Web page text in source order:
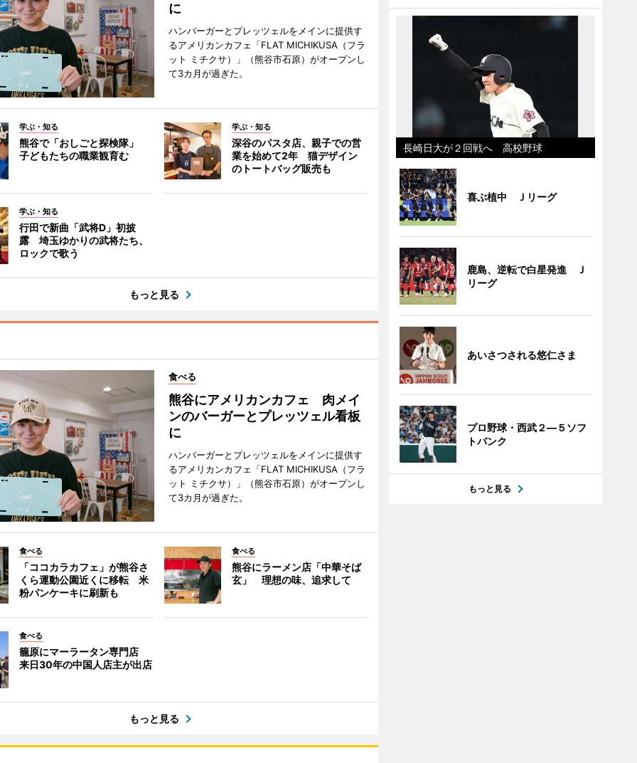
に
ハンバーガーとプレッツェルをメインに提供す
るアメリカンカフェ「FLAT MICHIKUSA（フラ
ット ミチクサ）」（熊谷市石原）がオープンし
て3カ月が過ぎた。
学ぶ・知る
熊谷で「おしごと探検隊」
子どもたちの職業観育む
学ぶ・知る
深谷のパスタ店、親子での営
業を始めて2年 猫デザイン
のトートバッグ販売も
学ぶ・知る
行田で新曲「武将D」初披
露 埼玉ゆかりの武将たち、
ロックで歌う
もっと見る
食べる
熊谷にアメリカンカフェ 肉メイ
ンのバーガーとプレッツェル看板
に
ハンバーガーとプレッツェルをメインに提供す
るアメリカンカフェ「FLAT MICHIKUSA（フラ
ット ミチクサ）」（熊谷市石原）がオープンし
て3カ月が過ぎた。
食べる
「ココカラカフェ」が熊谷さ
くら運動公園近くに移転 米
粉パンケーキに刷新も
食べる
熊谷にラーメン店「中華そば
玄」 理想の味、追求して
食べる
籠原にマーラータン専門店
来日30年の中国人店主が出店
もっと見る
長崎日大が２回戦へ 高校野球
喜ぶ植中 Ｊリーグ
鹿島、逆転で白星発進 Ｊ
リーグ
あいさつされる悠仁さま
プロ野球・西武２―５ソフ
トバンク
もっと見る